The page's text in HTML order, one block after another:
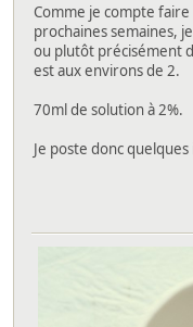
Comme je compte
prochaines semaines,
ou plutôt précisément
est aux environs de 2.
70ml de solution à 2%.
Je poste donc